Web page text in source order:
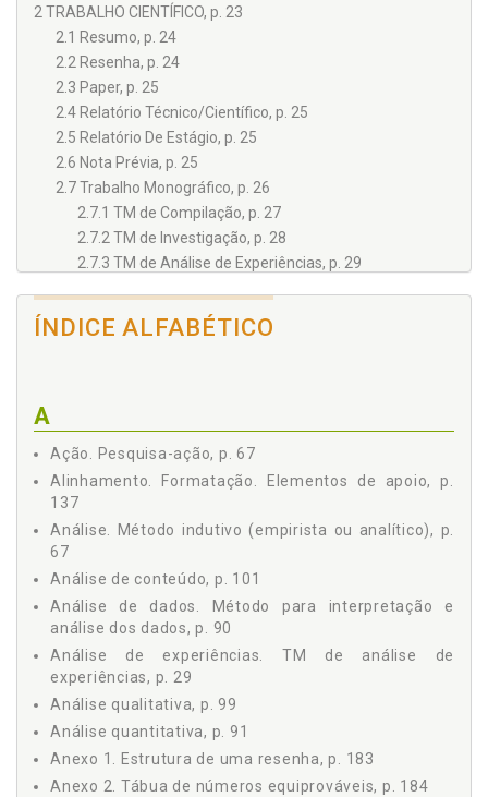
2 TRABALHO CIENTÍFICO, p. 23
2.1 Resumo, p. 24
2.2 Resenha, p. 24
2.3 Paper, p. 25
2.4 Relatório Técnico/Científico, p. 25
2.5 Relatório De Estágio, p. 25
2.6 Nota Prévia, p. 25
2.7 Trabalho Monográfico, p. 26
2.7.1 TM de Compilação, p. 27
2.7.2 TM de Investigação, p. 28
2.7.3 TM de Análise de Experiências, p. 29
3 TRABALHO ACADÊMICO, p. 33
3.1 Trabalho de Conclusão de Curso - TCC, p. 33
4.1 Planejamento da Pesquisa, p. 42
4.1.1 Questões Decisórias, p. 42
4.1.1.1.1 Escolha do Tema (o que abordar, o que
4.1.1.1.2 Delimitação do Tema (com quem,
quando e onde fazer?), p. 45
4.1.1.2 O Problema: Qual o Ponto de Perturbação?,
p. 45
4.1.1.3 Hipóteses e Pressupostos, p. 51
4.1.1.3.1 Hipótese, p. 51
4.1.1.3.2 Pressuposto, p. 54
4.1.1.5 Objetivos da Pesquisa, p. 56
ÍNDICE ALFABÉTICO
A
Ação. Pesquisa-ação, p. 67
Alinhamento. Formatação. Elementos de apoio, p.
137
Análise. Método indutivo (empirista ou analítico), p.
67
Análise de conteúdo, p. 101
Análise de dados. Método para interpretação e
análise dos dados, p. 90
Análise de experiências. TM de análise de
experiências, p. 29
Análise qualitativa, p. 99
Análise quantitativa, p. 91
Anexo 1. Estrutura de uma resenha, p. 183
Anexo 2. Tábua de números equiprováveis, p. 184